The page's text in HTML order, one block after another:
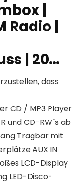
|
Radio |
| 20…
dass
CD / MP3 Player
und CD-RW´s ab
Tragbar mit
AUX IN
LCD-Display
LED-Disco-